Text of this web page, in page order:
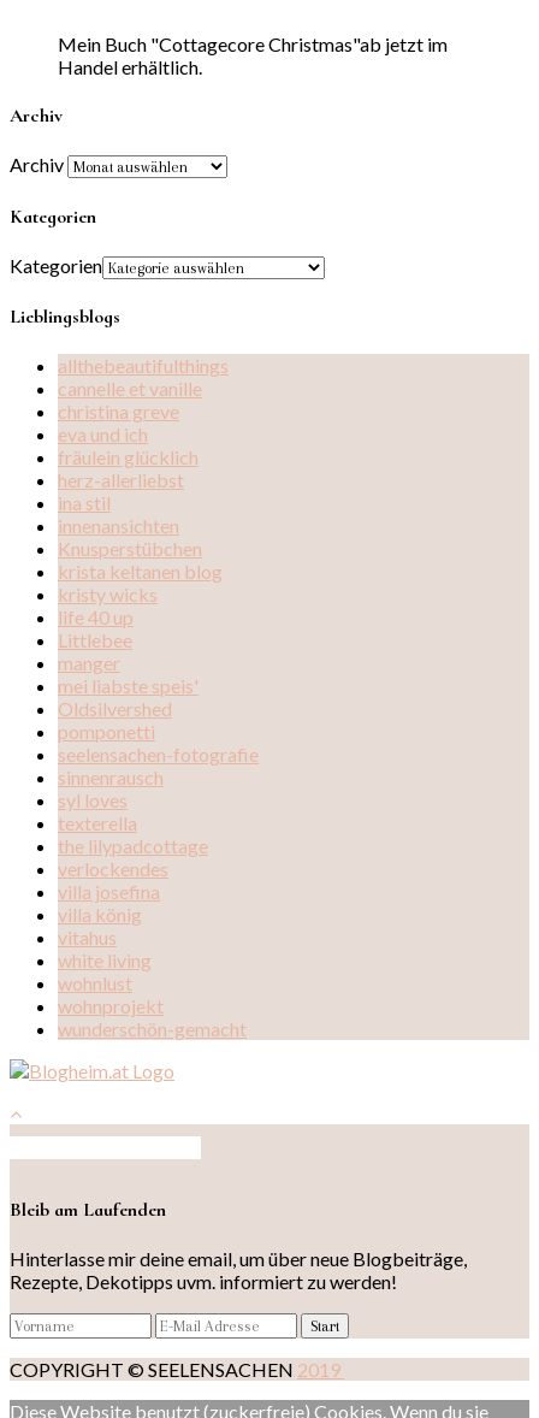
Mein Buch "Cottagecore Christmas"ab jetzt im
Handel erhältlich.
Archiv
Archiv
Kategorien
Kategorien
Lieblingsblogs
allthebeautifulthings
cannelle et vanille
christina greve
eva und ich
fräulein glücklich
herz-allerliebst
ina stil
innenansichten
Knusperstübchen
krista keltanen blog
kristy wicks
life 40 up
Littlebee
manger
mei liabste speis'
Oldsilvershed
pomponetti
seelensachen-fotografie
sinnenrausch
syl loves
texterella
the lilypadcottage
verlockendes
villa josefina
villa könig
vitahus
white living
wohnlust
wohnprojekt
wunderschön-gemacht
Bleib am Laufenden
Hinterlasse mir deine email, um über neue Blogbeiträge,
Rezepte, Dekotipps uvm. informiert zu werden!
COPYRIGHT © SEELENSACHEN 2019
Diese Website benutzt (zuckerfreie) Cookies. Wenn du sie